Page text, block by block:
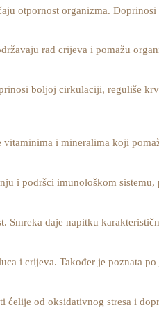
otpornost organizma.
rad crijeva i pomažu
boljoj cirkulaciji, reguliše
i mineralima koji
i podršci imunološkom
daje napitku
i crijeva. Također je poznata
od oksidativnog stresa i